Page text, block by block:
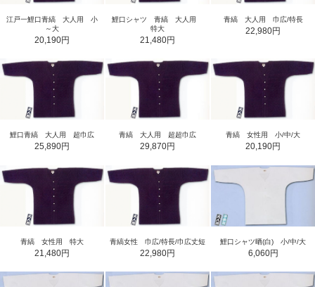
江戸一鯉口青縞 大人用 小
～大
20,190円
鯉口シャツ 青縞 大人用
特大
21,480円
青縞 大人用 巾広/特長
22,980円
鯉口青縞 大人用 超巾広
25,890円
青縞 大人用 超超巾広
29,870円
青縞 女性用 小/中/大
20,190円
青縞 女性用 特大
21,480円
青縞女性 巾広/特長/巾広丈短
22,980円
鯉口シャツ晒(白) 小/中/大
6,060円